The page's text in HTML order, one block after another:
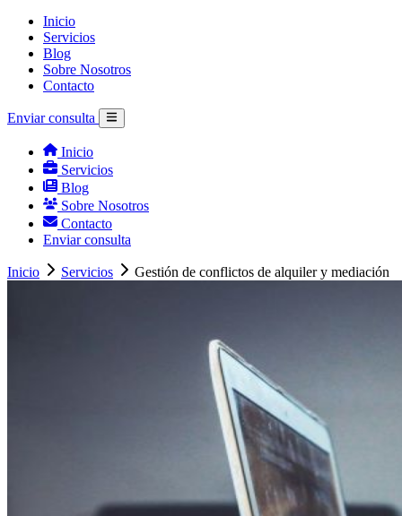
Inicio
Servicios
Blog
Sobre Nosotros
Contacto
Enviar consulta
Inicio
Servicios
Blog
Sobre Nosotros
Contacto
Enviar consulta
Inicio Servicios Gestión de conflictos de alquiler y mediación